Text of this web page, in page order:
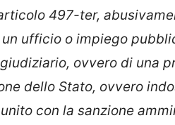
497-ter,
ufficio o impiego
ovvero di una
dello Stato, ovvero
con la sanzione